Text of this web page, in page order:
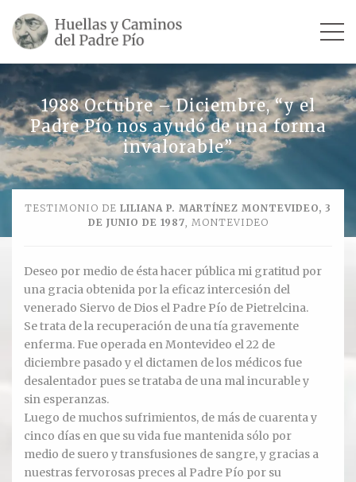
SU VIDA
TESTIMONIOS
Ver todos
Revista «La Voz del Padre Pío»
Contar mi testimonio
LUGARES
Ver todos
Compartir un lugar
EL MILAGRO
1988 Octubre – Diciembre, “y el
Padre Pío nos ayudó de una forma
invalorable”
TESTIMONIO DE LILIANA P. MARTÍNEZ MONTEVIDEO, 3
DE JUNIO DE 1987, MONTEVIDEO
Deseo por medio de ésta hacer pública mi gratitud por
una gracia obtenida por la eficaz intercesión del
venerado Siervo de Dios el Padre Pío de Pietrelcina.
Se trata de la recuperación de una tía gravemente
enferma. Fue operada en Montevideo el 22 de
diciembre pasado y el dictamen de los médicos fue
desalentador pues se trataba de una mal incurable y
sin esperanzas.
Luego de muchos sufrimientos, de más de cuarenta y
cinco días en que su vida fue mantenida sólo por
medio de suero y transfusiones de sangre, y gracias a
nuestras fervorosas preces al Padre Pío por su